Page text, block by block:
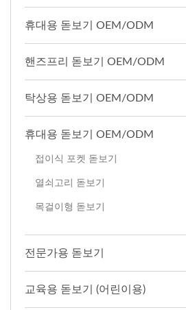
휴대용 돋보기 OEM/ODM
핸즈프리 돋보기 OEM/ODM
탁상용 돋보기 OEM/ODM
휴대용 돋보기 OEM/ODM
접이식 포켓 돋보기
열쇠고리 돋보기
목걸이형 돋보기
전문가용 돋보기
교육용 돋보기 (어린이용)